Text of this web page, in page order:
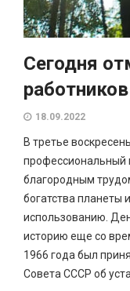
Сегодня
18.09.2022
В третье
профессиональный
благородным
богатства планеты
использованию.
историю еще со
1966 года был
Совета СССР об